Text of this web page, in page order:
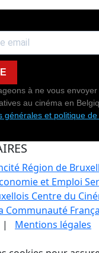
à ne vous
au cinéma en
générales et politique
Région de
et Emploi
Centre du
Communauté
| Mentions légales